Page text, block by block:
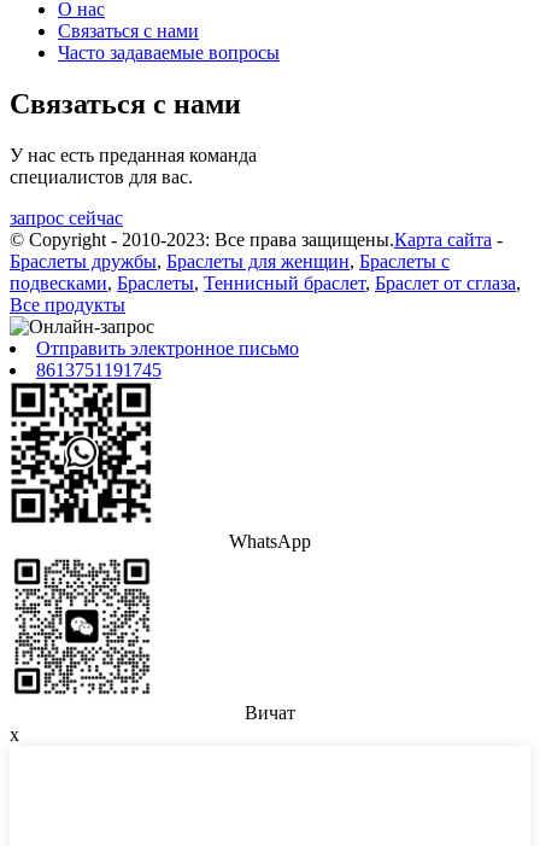
О нас
Связаться с нами
Часто задаваемые вопросы
Связаться с нами
У нас есть преданная команда
специалистов для вас.
запрос сейчас
© Copyright - 2010-2023: Все права защищены.Карта сайта -
Браслеты дружбы, Браслеты для женщин, Браслеты с
подвесками, Браслеты, Теннисный браслет, Браслет от сглаза,
Все продукты
Отправить электронное письмо
8613751191745
WhatsApp
Вичат
x